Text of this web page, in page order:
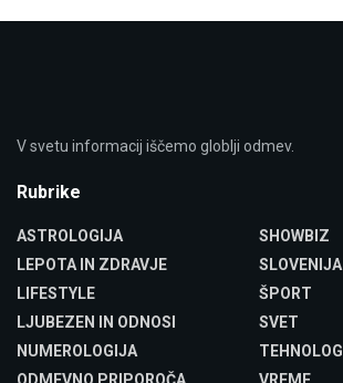
V svetu informacij iščemo globlji odmev.
Rubrike
ASTROLOGIJA
LEPOTA IN ZDRAVJE
LIFESTYLE
LJUBEZEN IN ODNOSI
NUMEROLOGIJA
SHOWBIZ
SLOVENIJA
ŠPORT
SVET